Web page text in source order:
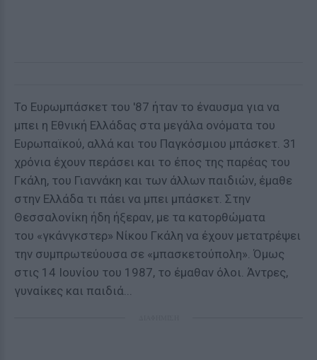
Το Ευρωμπάσκετ του '87 ήταν το έναυσμα για να
μπει η Εθνική Ελλάδας στα μεγάλα ονόματα του
Ευρωπαϊκού, αλλά και του Παγκόσμιου μπάσκετ. 31
χρόνια έχουν περάσει και το έπος της παρέας του
Γκάλη, του Γιαννάκη και των άλλων παιδιών, έμαθε
στην Ελλάδα τι πάει να μπει μπάσκετ. Στην
Θεσσαλονίκη ήδη ήξεραν, με τα κατορθώματα
του «γκάνγκστερ» Νίκου Γκάλη να έχουν μετατρέψει
την συμπρωτεύουσα σε «μπασκετούπολη». Όμως
στις 14 Ιουνίου του 1987, το έμαθαν όλοι. Άντρες,
γυναίκες και παιδιά...